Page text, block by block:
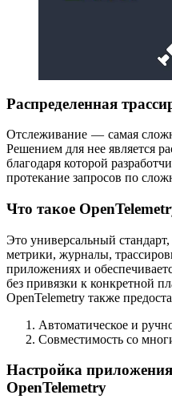
Распределенная
Отслеживание — самая
Решением для нее является
благодаря которой
протекание запросов по
Что такое
Это универсальный
метрики, журналы,
приложениях и
без привязки к конкретной
OpenTelemetry также
Автоматическое и
Совместимость со
Настройка
OpenTelemetry